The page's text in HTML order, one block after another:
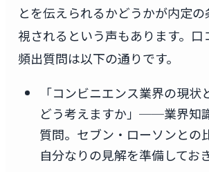
とを伝えられるかどうかが内定
視されるという声もあります。口
頻出質問は以下の通りです。
「コンビニエンス業界の現状
どう考えますか」──業界知
質問。セブン・ローソンとの
自分なりの見解を準備してお